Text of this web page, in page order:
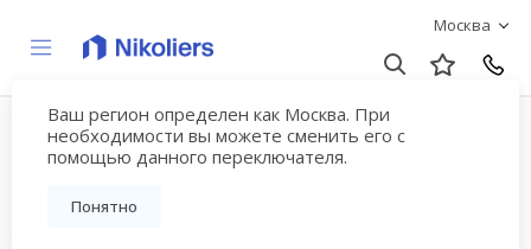
Москва
Ваш регион определен как Москва. При
необходимости вы можете сменить его с
помощью данного переключателя.
Понятно
Аналитический обзор
рынка новостроек